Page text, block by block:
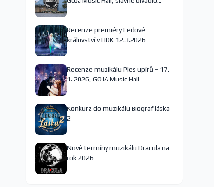
Recenze premiéry Ledové
království v HDK 12.3.2026
Recenze muzikálu Ples upírů – 17.
1. 2026, GOJA Music Hall
Konkurz do muzikálu Biograf láska
2
Nové termíny muzikálu Dracula na
rok 2026